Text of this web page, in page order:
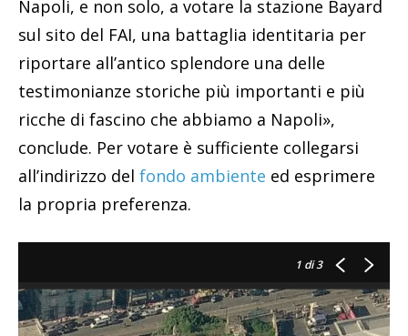
Napoli, e non solo, a votare la stazione Bayard
sul sito del FAI, una battaglia identitaria per
riportare all’antico splendore una delle
testimonianze storiche più importanti e più
ricche di fascino che abbiamo a Napoli»,
conclude. Per votare è sufficiente collegarsi
all’indirizzo del fondo ambiente ed esprimere
la propria preferenza.
1 di 3